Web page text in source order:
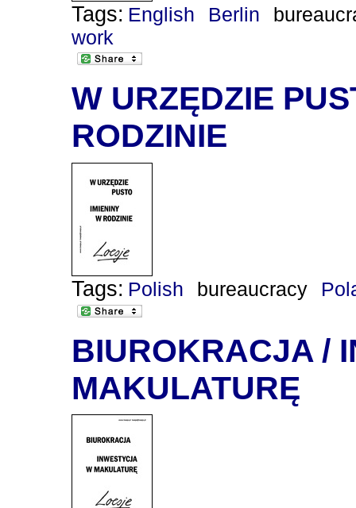
Tags: English Berlin
work
W URZĘDZIE
RODZINIE
Tags: Polish bureaucracy
BIUROKRACJA /
MAKULATURĘ